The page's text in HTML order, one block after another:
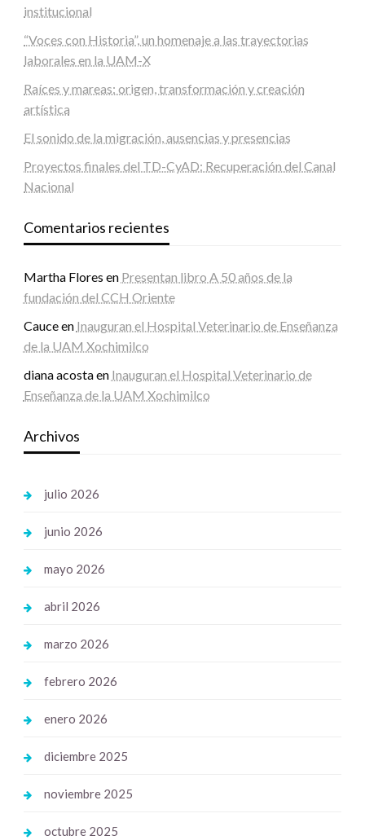
institucional
“Voces con Historia”, un homenaje a las trayectorias
laborales en la UAM-X
Raíces y mareas: origen, transformación y creación
artística
El sonido de la migración, ausencias y presencias
Proyectos finales del TD-CyAD: Recuperación del Canal
Nacional
Comentarios recientes
Martha Flores en Presentan libro A 50 años de la
fundación del CCH Oriente
Cauceen Inauguran el Hospital Veterinario de Enseñanza
de la UAM Xochimilco
diana acostaen Inauguran el Hospital Veterinario de
Enseñanza de la UAM Xochimilco
Archivos
julio 2026
junio 2026
mayo 2026
abril 2026
marzo 2026
febrero 2026
enero 2026
diciembre 2025
noviembre 2025
octubre 2025